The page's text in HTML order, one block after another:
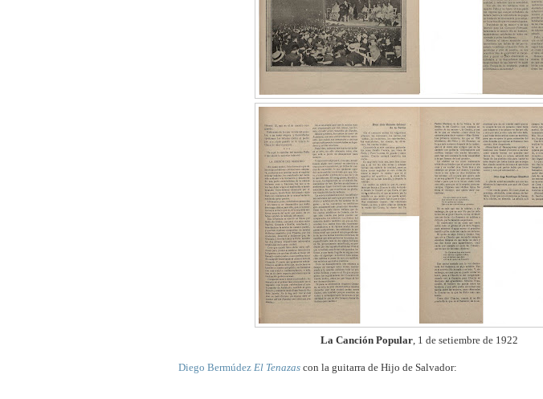
La Canción Popular, 1 de setiembre de 1922
Diego Bermúdez El Tenazas con la guitarra de Hijo de Salvador: